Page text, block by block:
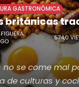
GASTRONÓMICA
británicas
574,0
no se come mal
de culturas y